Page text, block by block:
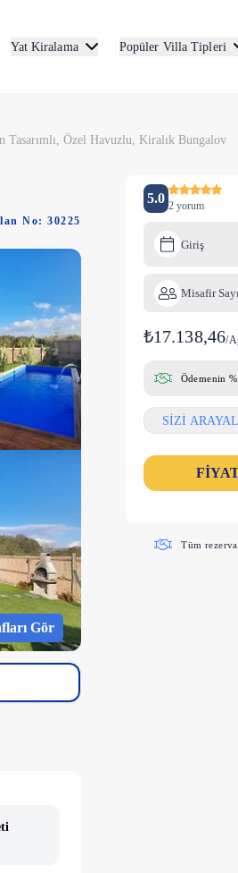
Yat Kiralama Popüler Villa Tipleri
Tasarımlı, Özel Havuzlu, Kiralık Bungalov
No: 30225
Gör
5.0 2 yorum
Giriş
Misafir
₺17.138,46/
Ödemenin
SİZİ
Tüm